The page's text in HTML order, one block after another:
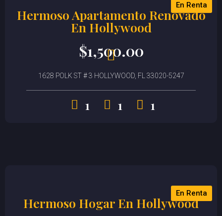
En Renta
Hermoso Apartamento Renovado
En Hollywood
$1,500.00
1628 POLK ST # 3 HOLLYWOOD, FL 33020-5247
1 1 1
En Renta
Hermoso Hogar En Hollywood